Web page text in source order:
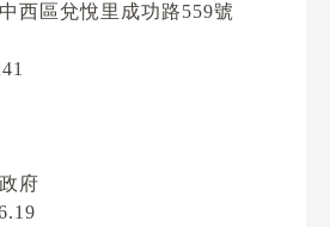
西區兌悅里成功路559號
府